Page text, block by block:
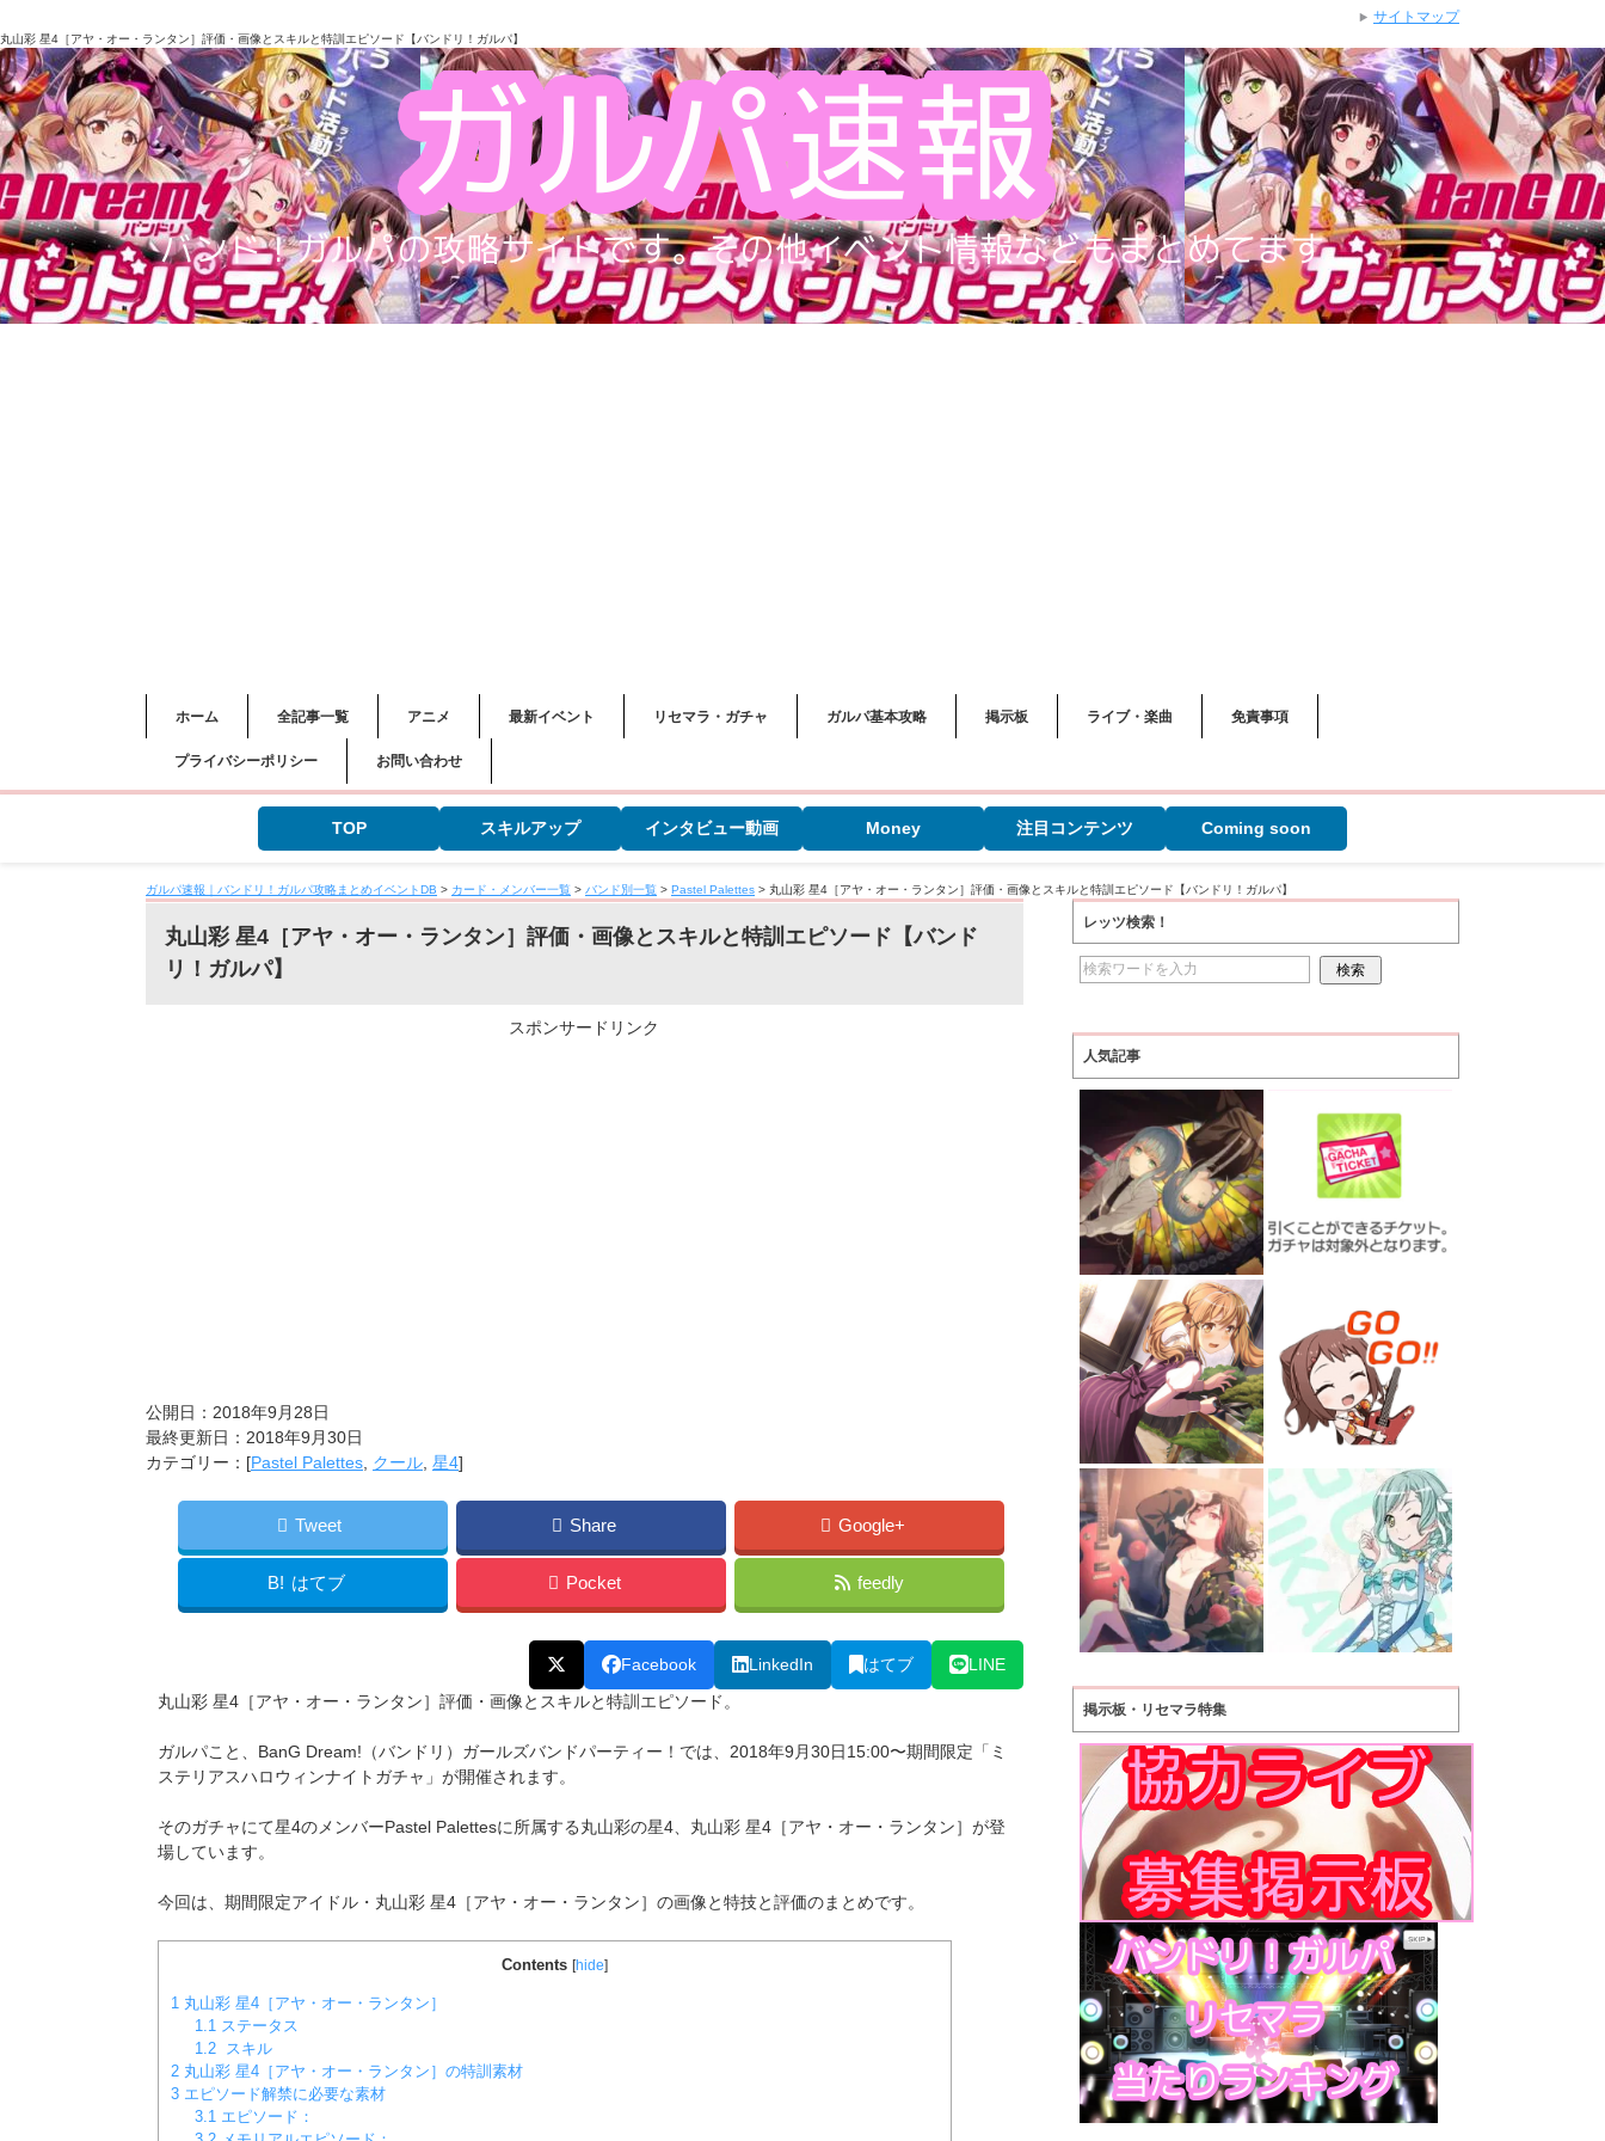
丸山彩 星4［アヤ・オー・ランタン］評価・画像とスキルと特訓エピソード【バンドリ！ガルパ】
ホーム 全記事一覧 アニメ 最新イベント リセマラ・ガチャ ガルパ基本攻略 掲示板 ライブ・楽曲 免責事項
プライバシーポリシー お問い合わせ
TOP スキルアップ インタビュー動画 Money 注目コンテンツ Coming soon
ガルパ速報｜バンドリ！ガルパ攻略まとめイベントDB > カード・メンバー一覧 > バンド別一覧 > Pastel Palettes > 丸山彩 星4［アヤ・オー・ランタン］評価・画像とスキルと特訓エピソード【バンドリ！ガルパ】
丸山彩 星4［アヤ・オー・ランタン］評価・画像とスキルと特訓エピソード【バンド
リ！ガルパ】
スポンサードリンク
公開日：2018年9月28日
最終更新日：2018年9月30日
カテゴリー：[Pastel Palettes クール 星4]
Tweet Share Google+
B! はてブ Pocket feedly
Facebook LinkedIn はてブ
LINE
丸山彩 星4［アヤ・オー・ランタン］評価・画像とスキルと特訓エピソード。
ガルパこと、BanG Dream!（バンドリ）ガールズバンドパーティー！では、2018年9月30日15:00〜期間限定「ミ
ステリアスハロウィンナイトガチャ」が開催されます。
そのガチャにて星4のメンバーPastel Palettesに所属する丸山彩の星4、丸山彩 星4［アヤ・オー・ランタン］ が登
場しています。
今回は、期間限定アイドル・丸山彩 星4［アヤ・オー・ランタン］ の画像と特技と評価のまとめです。
Contents [hide]
1 丸山彩 星4［アヤ・オー・ランタン］
1.1ステータス
1.2スキル
2 丸山彩 星4［アヤ・オー・ランタン］の特訓素材
3 エピソード解禁に必要な素材
3.1エピソード：
レッツ検索！
人気記事
掲示板・リセマラ特集
サイトマップ